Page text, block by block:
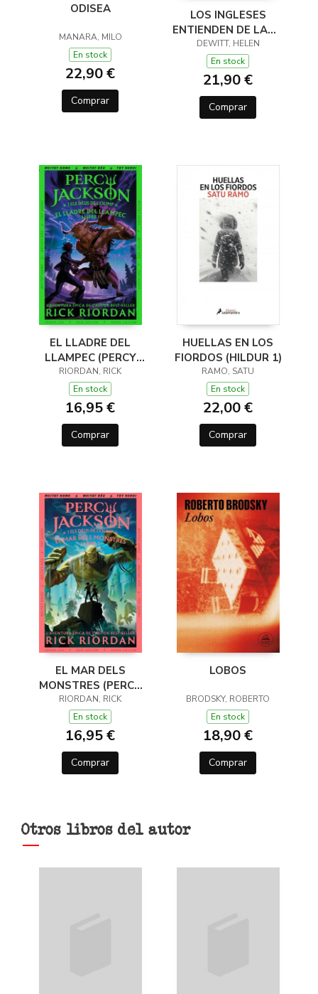
ODISEA
MANARA, MILO
En stock
22,90 €
Comprar
LOS INGLESES
ENTIENDEN DE LANA
(Y OTROS TRUCOS)
DEWITT, HELEN
En stock
21,90 €
Comprar
EL LLADRE DEL
LLAMPEC (PERCY
JACKSON I ELS DÉUS
DE L'OLIMP 1)
RIORDAN, RICK
En stock
16,95 €
Comprar
HUELLAS EN LOS
FIORDOS (HILDUR 1)
RAMO, SATU
En stock
22,00 €
Comprar
EL MAR DELS
MONSTRES (PERCY
JACKSON I ELS DÉUS
DE L'OLIMP 2)
RIORDAN, RICK
En stock
16,95 €
Comprar
LOBOS
BRODSKY, ROBERTO
En stock
18,90 €
Comprar
Otros libros del autor